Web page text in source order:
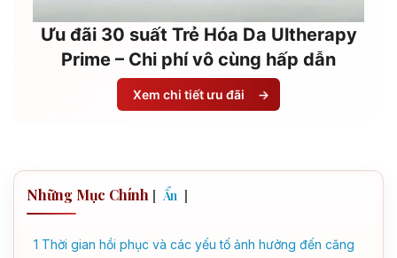
Ưu đãi 30 suất Trẻ Hóa Da Ultherapy
Prime – Chi phí vô cùng hấp dẫn
Xem chi tiết ưu đãi →
Những Mục Chính [ Ẩn ]
1 Thời gian hồi phục và các yếu tố ảnh hưởng đến căng